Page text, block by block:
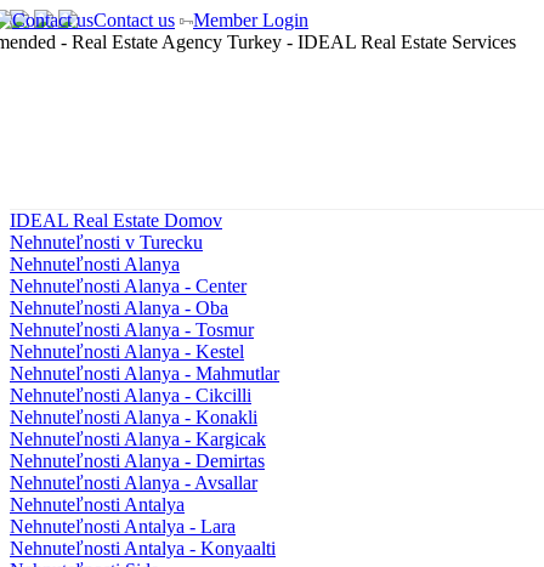
Contact us Member Login
IDEAL Real Estate Domov
Nehnuteľnosti v Turecku
Nehnuteľnosti Alanya
Nehnuteľnosti Alanya - Center
Nehnuteľnosti Alanya - Oba
Nehnuteľnosti Alanya - Tosmur
Nehnuteľnosti Alanya - Kestel
Nehnuteľnosti Alanya - Mahmutlar
Nehnuteľnosti Alanya - Cikcilli
Nehnuteľnosti Alanya - Konakli
Nehnuteľnosti Alanya - Kargicak
Nehnuteľnosti Alanya - Demirtas
Nehnuteľnosti Alanya - Avsallar
Nehnuteľnosti Antalya
Nehnuteľnosti Antalya - Lara
Nehnuteľnosti Antalya - Konyaalti